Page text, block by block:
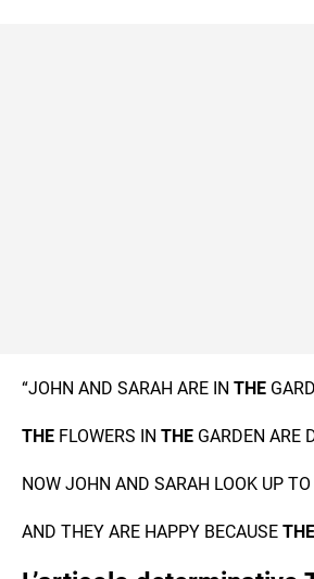
“JOHN AND SARAH ARE IN THE
THE FLOWERS IN THE GARDEN ARE
NOW JOHN AND SARAH LOOK UP TO
AND THEY ARE HAPPY BECAUSE THE